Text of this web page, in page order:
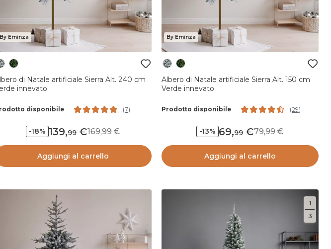
1
3
By Eminza
di Natale artificiale Sierra Alt. 240 cm
innevato
disponibile (7)
-18% 139,99 169,99
Aggiungi al carrello
By Eminza
Albero di Natale artificiale Sierra Alt. 150 cm
Verde innevato
Prodotto disponibile (29)
-13% 69,99 79,99
Aggiungi al carrello